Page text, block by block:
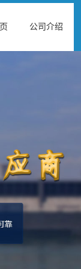
公司介绍